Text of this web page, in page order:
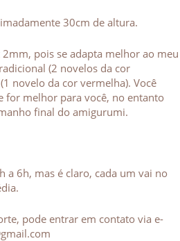
30cm de altura.
pois se adapta melhor ao meu
(2 novelos da cor
novelo da cor vermelha). Você
for melhor para você, no entanto
final do amigurumi.
a 6h, mas é claro, cada um vai no
pode entrar em contato via e-